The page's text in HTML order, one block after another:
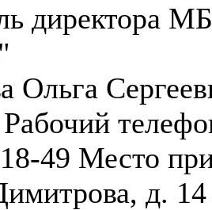
директора
Ольга
Рабочий
49 Место
д. 14